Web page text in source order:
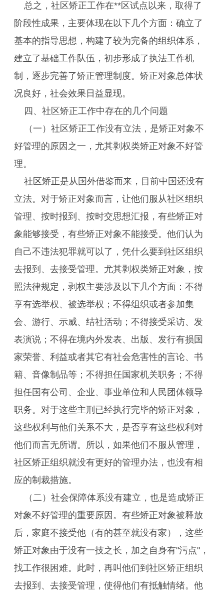
总之，社区矫正工作在**区试点以来，取得了
阶段性成果，主要体现在以下几个方面：确立了
基本的指导思想，构建了较为完备的组织体系，
建立了基础工作队伍，初步形成了执法工作机
制，逐步完善了矫正管理制度。矫正对象总体状
况良好，社会效果日益显现。
四、社区矫正工作中存在的几个问题
（一）社区矫正工作没有立法，是矫正对象不
好管理的原因之一，尤其剥权类矫正对象不好管
理。
社区矫正是从国外借鉴而来，目前中国还没有
立法。对于矫正对象而言，让他们服从社区组织
管理、按时报到、按时交思想汇报，有些矫正对
象能够接受，有些矫正对象不能接受。他们认为
自己不违法犯罪就可以了，凭什么要到社区组织
去报到、去接受管理。尤其剥权类矫正对象，按
照法律规定，剥权主要涉及以下几个方面：不得
享有选举权、被选举权；不得组织或者参加集
会、游行、示威、结社活动；不得接受采访、发
表演说；不得在境内外发表、出版、发行有损国
家荣誉、利益或者其它有社会危害性的言论、书
籍、音像制品等；不得担任国家机关职务；不得
担任国有公司、企业、事业单位和人民团体领导
职务。对于这些主刑已经执行完毕的矫正对象，
这些权利与他们关系不大，是否享有这些权利对
他们而言无所谓。所以，如果他们不服从管理，
社区矫正组织就没有更好的管理办法，也没有相
应的制裁措施。
（二）社会保障体系没有建立，也是造成矫正
对象不好管理的重要原因。有些矫正对象被释放
后，家庭不接受他（有的甚至就没有家），这些
矫正对象由于没有一技之长，加之自身有"污点"，
找工作很困难。此时，再叫他们到社区矫正组织
去报到、去接受管理，使得他们有抵触情绪。他